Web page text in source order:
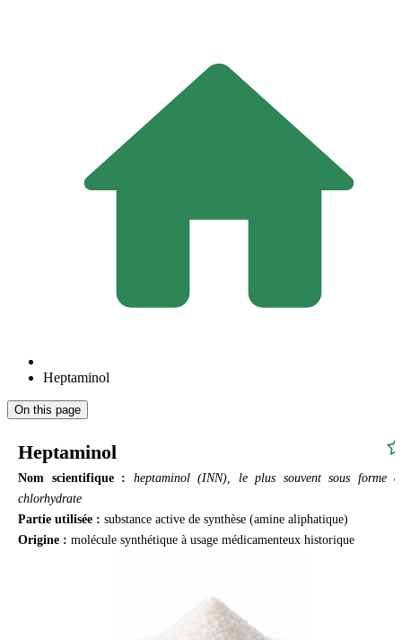
Heptaminol
On this page
Heptaminol
Nom scientifique :
heptaminol (INN), le plus souvent sous forme
chlorhydrate
Partie utilisée : substance active de synthèse (amine aliphatique)
Origine : molécule synthétique à usage médicamenteux historique